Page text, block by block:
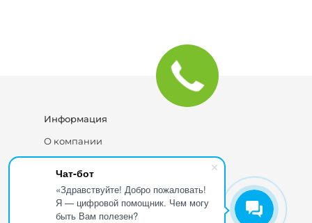
Чат-бот
«Здравствуйте! Добро пожаловать!
Я — цифровой помощник. Чем могу
быть Вам полезен?
Информация
О компании
Блог